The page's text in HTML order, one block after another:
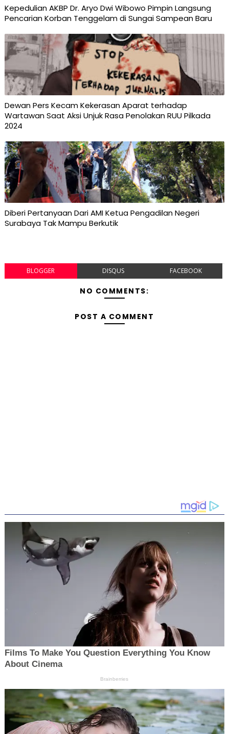
Kepedulian AKBP Dr. Aryo Dwi Wibowo Pimpin Langsung
Pencarian Korban Tenggelam di Sungai Sampean Baru
Dewan Pers Kecam Kekerasan Aparat terhadap
Wartawan Saat Aksi Unjuk Rasa Penolakan RUU Pilkada
2024
Diberi Pertanyaan Dari AMI Ketua Pengadilan Negeri
Surabaya Tak Mampu Berkutik
BLOGGER DISQUS FACEBOOK
NO COMMENTS:
POST A COMMENT